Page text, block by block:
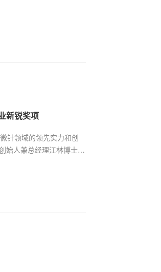
新锐奖项
针领域的领先实力和创
始人兼总经理江林博士荣